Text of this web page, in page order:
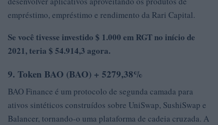
empréstimo, empréstimo e rendimento da Rari Capital.
Se você tivesse investido $ 1.000 em RGT no início de
2021, teria $ 54.914,3 agora.
9. Token BAO (BAO) + 5279,38%
BAO Finance é um protocolo de segunda camada para
ativos sintéticos construídos sobre UniSwap, SushiSwap e
Balancer, tornando-o uma plataforma de cadeia cruzada. A